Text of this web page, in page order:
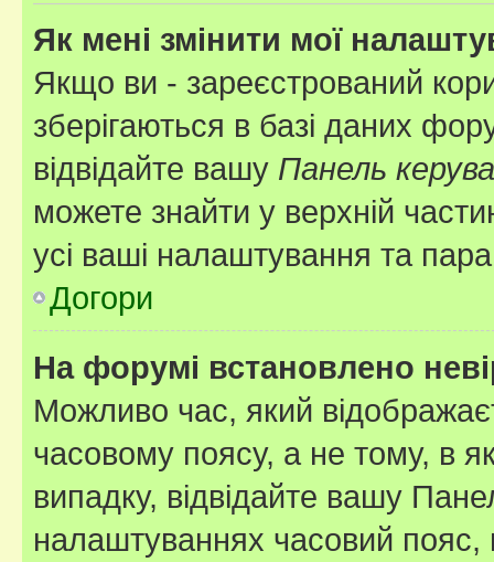
Як мені змінити мої
Якщо ви - зареєстрований
зберігаються в базі даних
відвідайте вашу Панель
можете знайти у верхній
усі ваші налаштування та
Догори
На форумі встановлено
Можливо час, який
часовому поясу, а не тому, в
випадку, відвідайте вашу
налаштуваннях часовий пояс,